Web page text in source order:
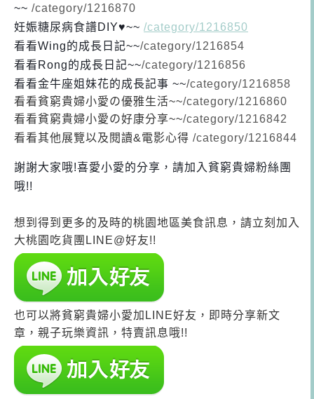
~~ /category/1216870
妊娠糖尿病食譜DIY♥~~ /category/1216850
看看Wing的成長日記~~/category/1216854
看看Rong的成長日記~~/category/1216856
看看金牛座姐妹花的成長記事 ~~/category/1216858
看看貧窮貴婦小愛の優雅生活~~/category/1216860
看看貧窮貴婦小愛の好康分享~~/category/1216842
看看其他展覽以及閱讀&電影心得 /category/1216844
謝謝大家哦!喜愛小愛的分享，請加入貧窮貴婦粉絲團
哦!!
想到得到更多的及時的桃園地區美食訊息，請立刻加入
大桃園吃貨團LINE@好友!!
也可以將貧窮貴婦小愛加LINE好友，即時分享新文
章，親子玩樂資訊，特賣訊息哦!!